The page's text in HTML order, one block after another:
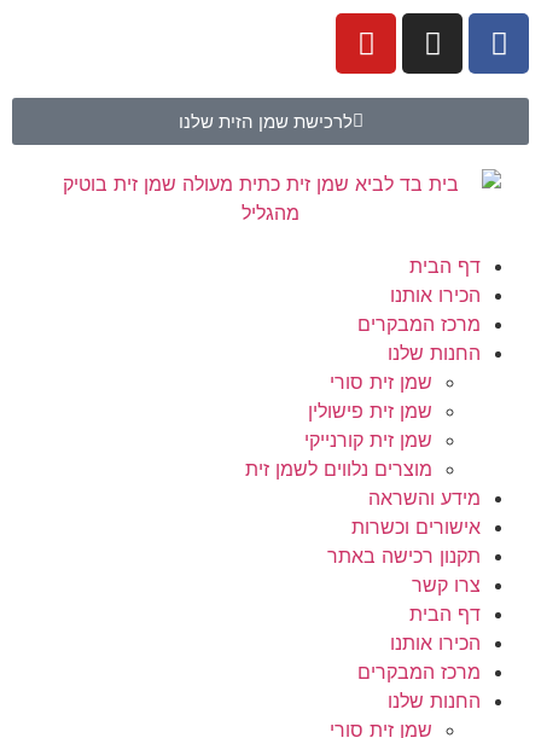
לרכישת שמן הזית שלנו
דף הבית
הכירו אותנו
מרכז המבקרים
החנות שלנו
שמן זית סורי
שמן זית פישולין
שמן זית קורנייקי
מוצרים נלווים לשמן זית
מידע והשראה
אישורים וכשרות
תקנון רכישה באתר
צרו קשר
דף הבית
הכירו אותנו
מרכז המבקרים
החנות שלנו
שמן זית סורי